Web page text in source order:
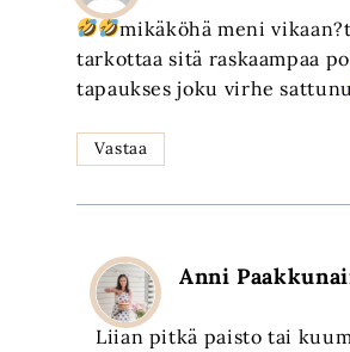
mikäköhä meni
tarkottaa sitä raskaampaa
tapaukses joku virhe sattunu
Vastaa
Anni
Liian pitkä paisto tai